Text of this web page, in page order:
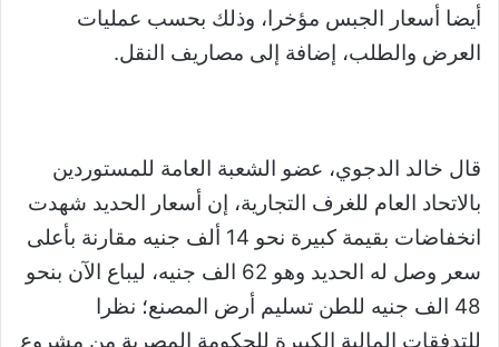
أيضا أسعار الجبس مؤخرا، وذلك بحسب عمليات
العرض والطلب، إضافة إلى مصاريف النقل.
قال خالد الدجوي، عضو الشعبة العامة للمستوردين
بالاتحاد العام للغرف التجارية، إن أسعار الحديد شهدت
انخفاضات بقيمة كبيرة نحو 14 ألف جنيه مقارنة بأعلى
سعر وصل له الحديد وهو 62 الف جنيه، ليباع الآن بنحو
48 الف جنيه للطن تسليم أرض المصنع؛ نظرا
للتدفقات المالية الكبيرة للحكومة المصرية من مشروع